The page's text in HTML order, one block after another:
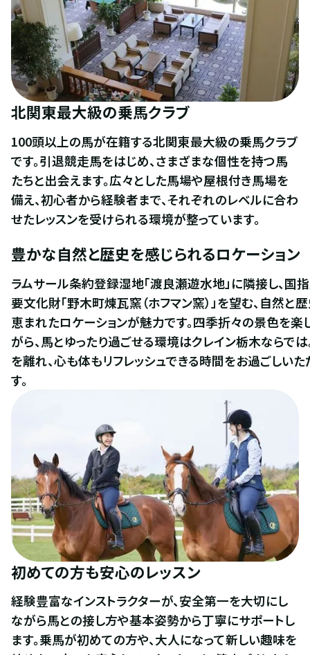
北関東最大級の乗馬クラブ
100頭以上の馬が在籍する北関東最大級の乗馬クラブ
です。引退競走馬をはじめ、さまざまな個性を持つ馬
たちと出会えます。広々とした馬場や屋根付き馬場を
備え、初心者から経験者まで、それぞれのレベルに合わ
せたレッスンを受けられる環境が整っています。
豊かな自然と歴史を感じられるロケーション
ラムサール条約登録湿地「渡良瀬遊水地」に隣接し、国
要文化財「野木町煉瓦窯（ホフマン窯）」を望む、自然と
恵まれたロケーションが魅力です。四季折々の景色を楽
がら、馬とゆったり過ごせる環境はクレイン栃木ならでは
を離れ、心も体もリフレッシュできる時間をお過ごしい
す。
初めての方も安心のレッスン
経験豊富なインストラクターが、安全第一を大切にし
ながら馬との接し方や基本姿勢から丁寧にサポートし
ます。乗馬が初めての方や、大人になって新しい趣味を